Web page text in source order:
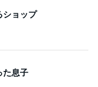
ショップ
た息子